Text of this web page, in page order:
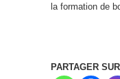
la formation de
PARTAGER SUR